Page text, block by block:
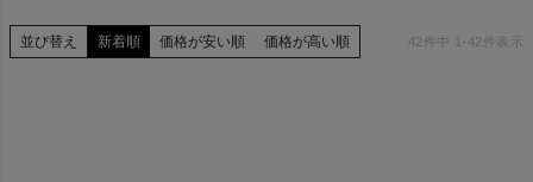
並び替え 新着順 価格が安い順 価格が高い順 42 件中 1 - 42 件表示